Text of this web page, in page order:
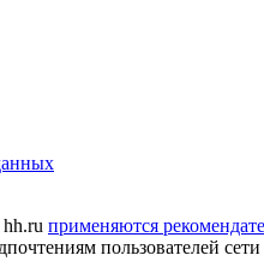
применяются
пользователей